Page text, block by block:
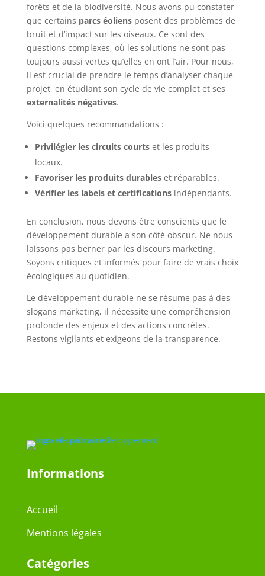
forêts et de la biodiversité. Nous avons pu constater
que certains parcs éoliensposent des problèmes de
bruit et d’impact sur les oiseaux. Ce sont des
questions complexes, où les solutions ne sont pas
toujours aussi vertes qu’elles en ont l’air. Pour nous,
il est crucial de prendre le temps d’analyser chaque
projet, en étudiant son cycle de vie complet et ses
externalités négatives.
Voici quelques recommandations :
Privilégier les circuits courtset les produits
locaux.
Favoriser les produits durableset réparables.
Vérifier les labels et certificationsindépendants.
En conclusion, nous devons être conscients que le
développement durable a son côté obscur. Ne nous
laissons pas berner par les discours marketing.
Soyons critiques et informés pour faire de vrais choix
écologiques au quotidien.
Le développement durable ne se résume pas à des
slogans marketing, il nécessite une compréhension
profonde des enjeux et des actions concrètes.
Restons vigilants et exigeons de la transparence.
Informations
Accueil
Mentions légales
Catégories